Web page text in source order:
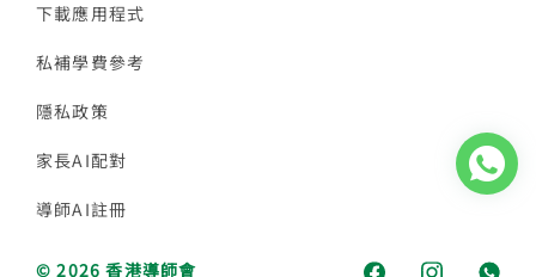
下載應用程式
私補學費參考
隱私政策
家長AI配對
導師AI註冊
© 2026 香港導師會